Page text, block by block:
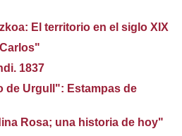
El territorio en el siglo XIX
1837
de Urgull": Estampas de
Rosa; una historia de hoy"